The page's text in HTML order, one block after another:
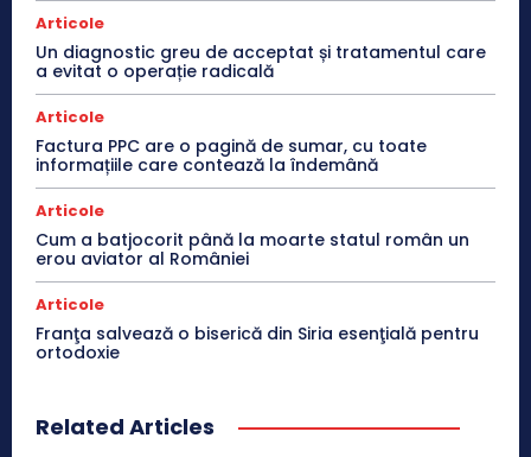
Articole
Un diagnostic greu de acceptat și tratamentul care
a evitat o operație radicală
Articole
Factura PPC are o pagină de sumar, cu toate
informațiile care contează la îndemână
Articole
Cum a batjocorit până la moarte statul român un
erou aviator al României
Articole
Franţa salvează o biserică din Siria esenţială pentru
ortodoxie
Related Articles